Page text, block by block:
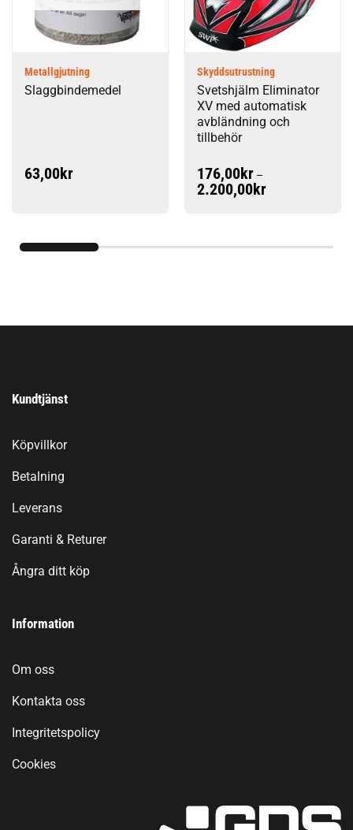
Metallgjutning
Slaggbindemedel
63,00kr
Skyddsutrustning
Svetshjälm Eliminator
XV med automatisk
avbländning och
tillbehör
176,00kr –
2.200,00krPrisintervall:
Kundtjänst
Köpvillkor
Betalning
Leverans
Garanti & Returer
Ångra ditt köp
Information
Om oss
Kontakta oss
Integritetspolicy
Cookies